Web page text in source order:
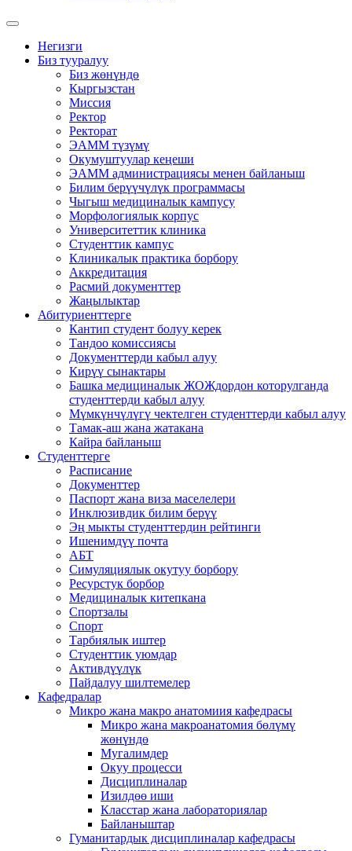
Негизги
Биз тууралуу
Биз жөнүндө
Кыргызстан
Миссия
Ректор
Ректорат
ЭАММ түзүмү
Окумуштуулар кеңеши
ЭАММ администрациясы менен байланыш
Билим берүүчүлүк программасы
Чыгыш медициналык кампусу
Морфологиялык корпус
Университеттик клиника
Студенттик кампус
Клиникалык практика борбору
Аккредитация
Расмий документтер
Жаңылыктар
Абитуриенттерге
Кантип студент болуу керек
Тандоо комиссиясы
Документтерди кабыл алуу
Кирүү сынактары
Башка медициналык ЖОЖдордон которулганда
студенттерди кабыл алуу
Мүмкүнчүлүгү чектелген студенттерди кабыл алуу
Тамак-аш жана жатакана
Кайра байланыш
Студенттерге
Расписание
Документтер
Паспорт жана виза маселелери
Инклюзивдик билим берүү
Эң мыкты студенттердин рейтинги
Ишенимдүү почта
АБТ
Симуляциялык окутуу борбору
Ресурстук борбор
Медициналык китепкана
Спортзалы
Спорт
Тарбиялык иштер
Студенттик уюмдар
Активдүүлүк
Пайдалуу шилтемелер
Кафедралар
Микро жана макро анатомиия кафедрасы
Микро жана макроанатомия бөлүмү
жөнүндө
Мугалимдер
Окуу процесси
Дисциплиналар
Изилдөө иши
Класстар жана лабораториялар
Байланыштар
Гуманитардык дисциплиналар кафедрасы